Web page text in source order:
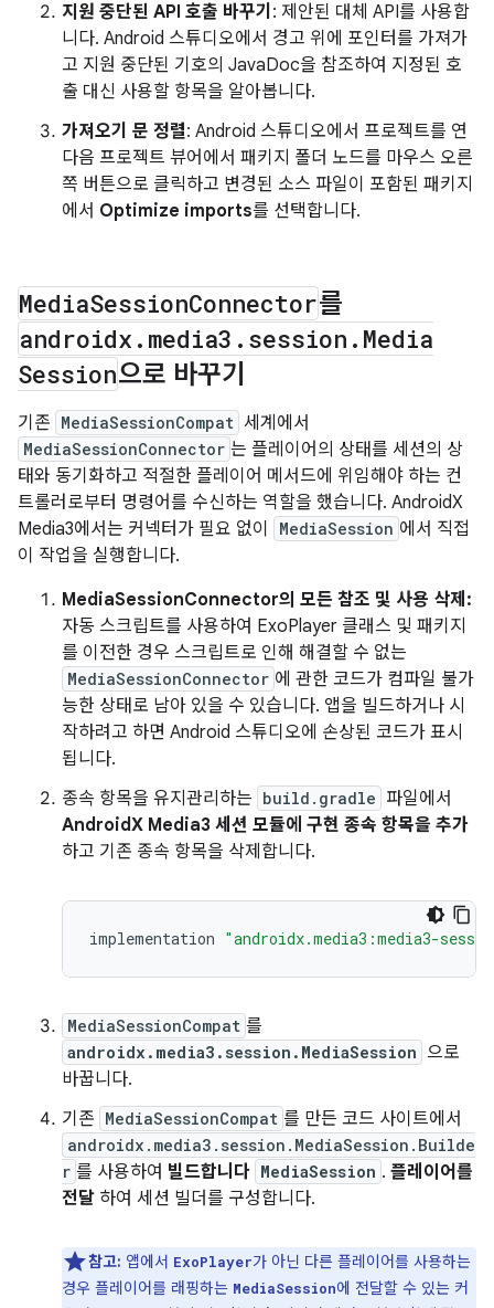
지원 중단된 API 호출 바꾸기 : 제안된 대체 API를 사용합
니다. Android 스튜디오에서 경고 위에 포인터를 가져가
고 지원 중단된 기호의 JavaDoc을 참조하여 지정된 호
출 대신 사용할 항목을 알아봅니다.
가져오기 문 정렬: Android 스튜디오에서 프로젝트를 연
다음 프로젝트 뷰어에서 패키지 폴더 노드를 마우스 오른
쪽 버튼으로 클릭하고 변경된 소스 파일이 포함된 패키지
에서 Optimize imports를 선택합니다.
MediaSessionConnector를
androidx . media3 . session . Media
Session으로 바꾸기
기존 MediaSessionCompat 세계에서
MediaSessionConnector 는 플레이어의 상태를 세션의 상
태와 동기화하고 적절한 플레이어 메서드에 위임해야 하는 컨
트롤러로부터 명령어를 수신하는 역할을 했습니다. AndroidX
Media3에서는 커넥터가 필요 없이
MediaSession 에서 직접
이 작업을 실행합니다.
MediaSessionConnector의 모든 참조 및 사용 삭제:
자동 스크립트를 사용하여 ExoPlayer 클래스 및 패키지
를 이전한 경우 스크립트로 인해 해결할 수 없는
MediaSessionConnector 에 관한 코드가 컴파일 불가
능한 상태로 남아 있을 수 있습니다. 앱을 빌드하거나 시
작하려고 하면 Android 스튜디오에 손상된 코드가 표시
됩니다.
종속 항목을 유지관리하는 build.gradle 파일에서
AndroidX Media3 세션 모듈에 구현 종속 항목을 추가
하고 기존 종속 항목을 삭제합니다.
implementation "androidx.media3:media3-
MediaSessionCompat 를
androidx.media3.session.MediaSession 으로
바꿉니다.
기존 MediaSessionCompat 를 만든 코드 사이트에서
androidx.media3.session.MediaSession.Builde
r 를 사용하여 빌드합니다 MediaSession . 플레이어를
전달 하여 세션 빌더를 구성합니다.
참고: 앱에서 ExoPlayer가 아닌 다른 플레이어를 사용하는
경우 플레이어를 래핑하는 MediaSession에 전달할 수 있는 커